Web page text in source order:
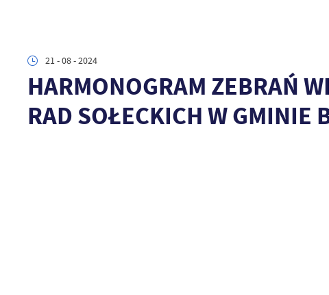
21 - 08 - 2024
HARMONOGRAM ZEBRAŃ
RAD SOŁECKICH W GMINIE